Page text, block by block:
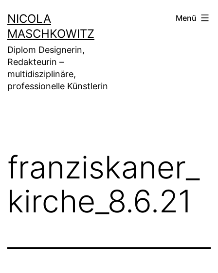
Inhalt
springen
NICOLA
MASCHKOWITZ
Diplom Designerin,
Redakteurin –
multidisziplinäre,
professionelle Künstlerin
Menü
franziskaner_
kirche_8.6.21